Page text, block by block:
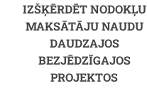
IZŠĶĒRDĒT NODOKĻU
MAKSĀTĀJU NAUDU
DAUDZAJOS
BEZJĒDZĪGAJOS
PROJEKTOS